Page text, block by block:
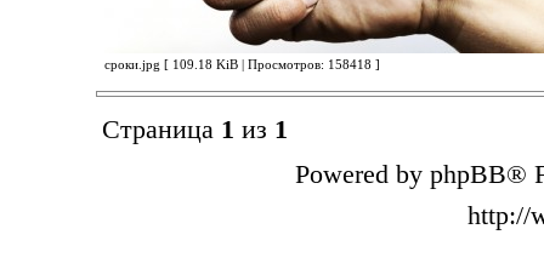
сроки.jpg [ 109.18 KiB | Просмотров: 158418 ]
Страница 1 из 1
Powered by phpBB®
http://